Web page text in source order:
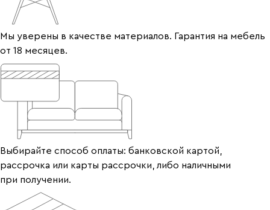
Мы уверены в качестве материалов. Гарантия на мебель
от 18 месяцев.
Выбирайте способ оплаты: банковской картой,
рассрочка или карты рассрочки, либо наличными
при получении.